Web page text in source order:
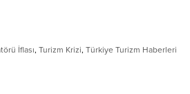
İflası, Turizm Krizi, Türkiye Turizm Haberleri